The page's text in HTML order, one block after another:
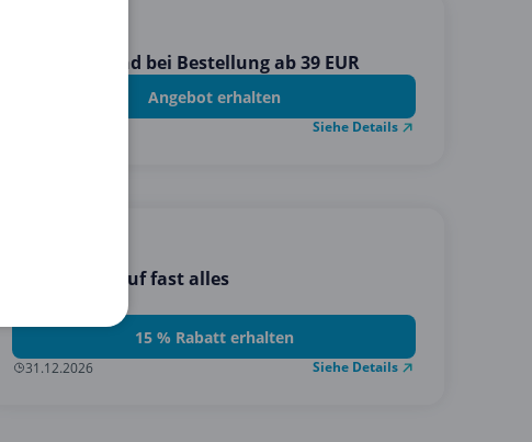
Gratis Versand bei Bestellung ab 39 EUR
Angebot erhalten
Siehe Details
15% Rabatt auf fast alles
15 % Rabatt erhalten
31.12.2026 Siehe Details